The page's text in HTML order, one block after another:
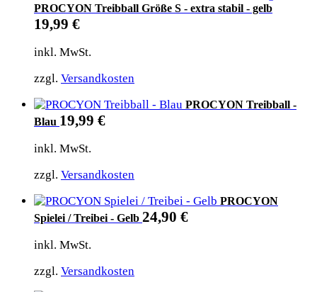
PROCYON Treibball Größe S - extra stabil - gelb
19,99 €
inkl. MwSt.
zzgl. Versandkosten
PROCYON Treibball -
Blau 19,99 €
inkl. MwSt.
zzgl. Versandkosten
PROCYON
Spielei / Treibei - Gelb 24,90 €
inkl. MwSt.
zzgl. Versandkosten